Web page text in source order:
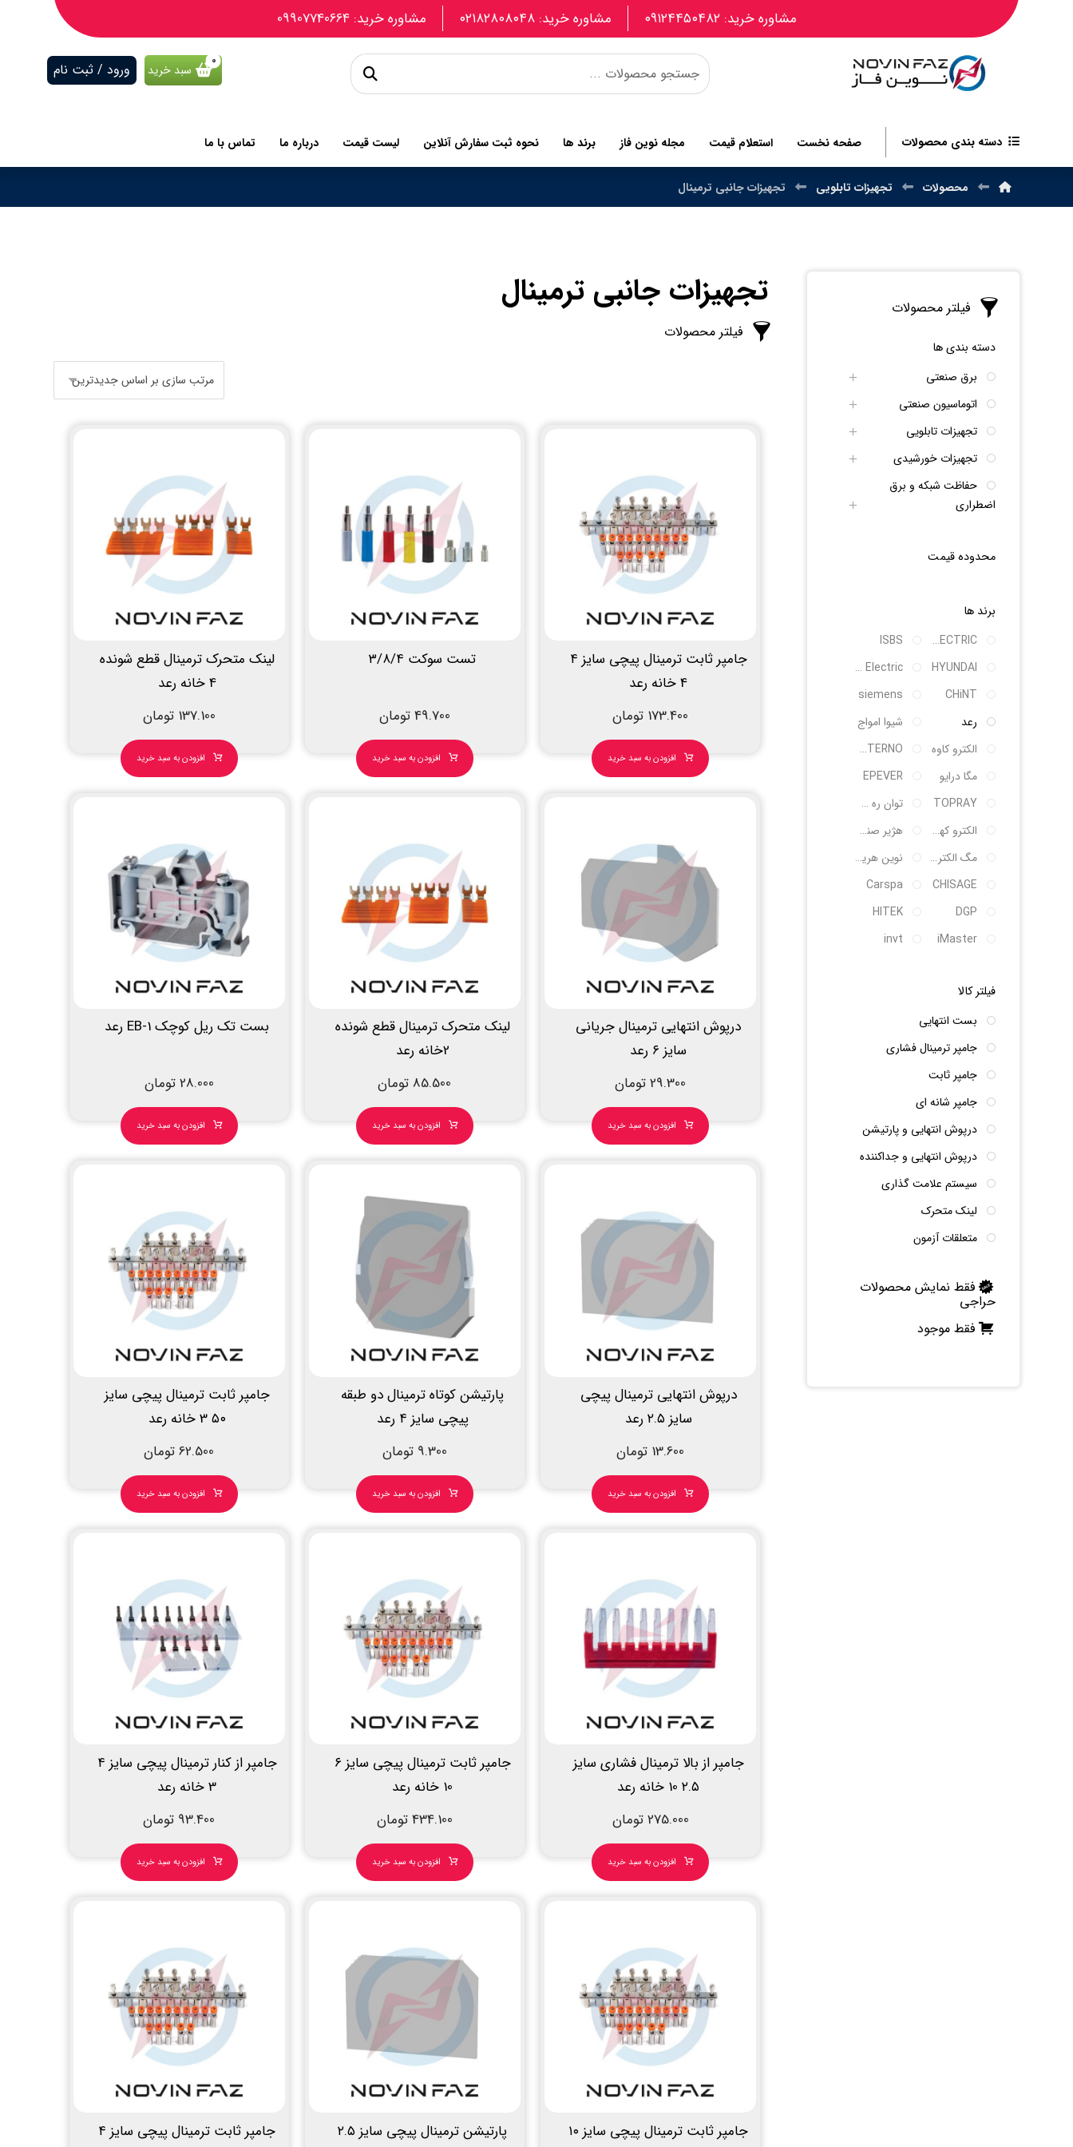
مشاوره خرید: 09907740664 مشاوره خرید: ۰۲۱۸۲۸۰۸۰۴۸ مشاوره خرید: ۰۹۱۲۴۴۵۰۴۸۲
ورود / ثبت نام سبد خرید
دسته بندی محصولات صفحه نخست استعلام قیمت مجله نوین فاز برند ها نحوه ثبت سفارش آنلاین لیست قیمت درباره ما تماس با ما
محصولات تجهیزات تابلویی تجهیزات جانبی ترمینال
تجهیزات جانبی ترمینال
فیلتر محصولات
جامپر ثابت ترمینال پیچی سایز ۴
4 خانه رعد
173.400 تومان
افزودن به سبد خرید
تست سوکت ۳/۸/۴
49.700تومان
افزودن به سبد خرید
لینک متحرک ترمینال قطع شونده
4 خانه رعد
137.100 تومان
افزودن به سبد خرید
درپوش انتهایی ترمینال جریانی
سایز ۶ رعد
29.300تومان
افزودن به سبد خرید
لینک متحرک ترمینال قطع شونده
2خانه رعد
85.500 تومان
افزودن به سبد خرید
بست تک ریل کوچک EB-1 رعد
28.000تومان
افزودن به سبد خرید
درپوش انتهایی ترمینال پیچی
سایز ۲.۵ رعد
13.600 تومان
افزودن به سبد خرید
پارتیشن کوتاه ترمینال دو طبقه
پیچی سایز ۴ رعد
9.300 تومان
افزودن به سبد خرید
جامپر ثابت ترمینال پیچی سایز
۵۰ 3 خانه رعد
62.500تومان
افزودن به سبد خرید
جامپر از بالا ترمینال فشاری سایز
۲.۵ 10 خانه رعد
275.000تومان
افزودن به سبد خرید
جامپر ثابت ترمینال پیچی سایز ۶
10 خانه رعد
434.100تومان
افزودن به سبد خرید
جامپر از کنار ترمینال پیچی سایز ۴
3 خانه رعد
93.400 تومان
افزودن به سبد خرید
جامپر ثابت ترمینال پیچی سایز ۱۰
پارتیشن ترمینال پیچی سایز ۲.۵
جامپر ثابت ترمینال پیچی سایز ۴
فیلتر محصولات
دسته بندی ها
برق صنعتی
اتوماسیون صنعتی
تجهیزات تابلویی
تجهیزات خورشیدی
حفاظت شبکه و برق
اضطراری
محدوده قیمت
برند ها
LS ELECTRIC
ISBS
HYUNDAI
Schneider Electric
CHiNT
siemens
رعد
شیوا امواج
الکترو کاوه
SANTERNO
مگا درایو
EPEVER
TOPRAY
توان ره صنعت
الکترو کهربای شکوه
هژیر صنعت
مگ الکتریک
نوین هریس پویا
CHISAGE
Carspa
DGP
HITEK
iMaster
invt
فیلتر کالا
بست انتهایی
جامپر ترمینال فشاری
جامپر ثابت
جامپر شانه ای
درپوش انتهایی و پارتیشن
درپوش انتهایی و جداکننده
سیستم علامت گذاری
لینک متحرک
متعلقات آزمون
فقط نمایش محصولات
حراجی
فقط موجود